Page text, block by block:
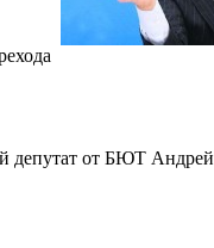
депутат от БЮТ Андрей